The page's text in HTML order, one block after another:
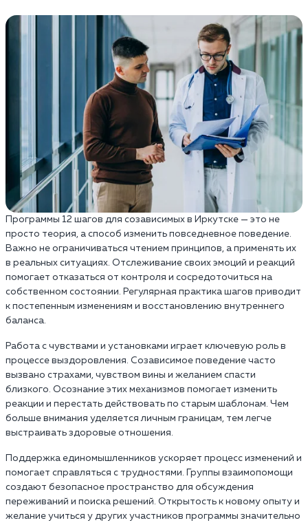
Программы 12 шагов для созависимых в Иркутске — это не
просто теория, а способ изменить повседневное поведение.
Важно не ограничиваться чтением принципов, а применять их
в реальных ситуациях. Отслеживание своих эмоций и реакций
помогает отказаться от контроля и сосредоточиться на
собственном состоянии. Регулярная практика шагов приводит
к постепенным изменениям и восстановлению внутреннего
баланса.
Работа с чувствами и установками играет ключевую роль в
процессе выздоровления. Созависимое поведение часто
вызвано страхами, чувством вины и желанием спасти
близкого. Осознание этих механизмов помогает изменить
реакции и перестать действовать по старым шаблонам. Чем
больше внимания уделяется личным границам, тем легче
выстраивать здоровые отношения.
Поддержка единомышленников ускоряет процесс изменений и
помогает справляться с трудностями. Группы взаимопомощи
создают безопасное пространство для обсуждения
переживаний и поиска решений. Открытость к новому опыту и
желание учиться у других участников программы значительно